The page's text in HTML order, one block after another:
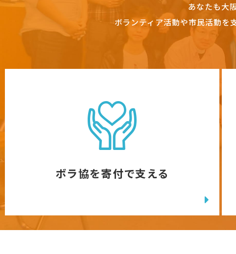
あなたも大
ボランティア活動や市民活動を
ボラ協を寄付で支える